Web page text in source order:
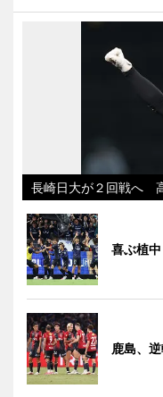
長崎日大が２回戦へ
喜ぶ植
鹿島、